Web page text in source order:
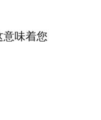
味着您